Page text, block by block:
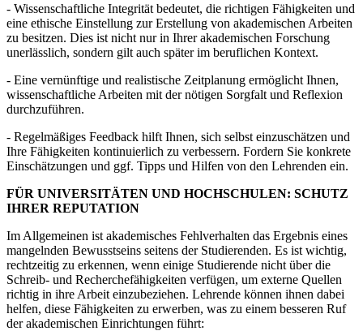
- Wissenschaftliche Integrität bedeutet, die richtigen Fähigkeiten und
eine ethische Einstellung zur Erstellung von akademischen Arbeiten
zu besitzen. Dies ist nicht nur in Ihrer akademischen Forschung
unerlässlich, sondern gilt auch später im beruflichen Kontext.
- Eine vernünftige und realistische Zeitplanung ermöglicht Ihnen,
wissenschaftliche Arbeiten mit der nötigen Sorgfalt und Reflexion
durchzuführen.
- Regelmäßiges Feedback hilft Ihnen, sich selbst einzuschätzen und
Ihre Fähigkeiten kontinuierlich zu verbessern. Fordern Sie konkrete
Einschätzungen und ggf. Tipps und Hilfen von den Lehrenden ein.
FÜR UNIVERSITÄTEN UND HOCHSCHULEN: SCHUTZ
IHRER REPUTATION
Im Allgemeinen ist akademisches Fehlverhalten das Ergebnis eines
mangelnden Bewusstseins seitens der Studierenden. Es ist wichtig,
rechtzeitig zu erkennen, wenn einige Studierende nicht über die
Schreib- und Recherchefähigkeiten verfügen, um externe Quellen
richtig in ihre Arbeit einzubeziehen. Lehrende können ihnen dabei
helfen, diese Fähigkeiten zu erwerben, was zu einem besseren Ruf
der akademischen Einrichtungen führt: